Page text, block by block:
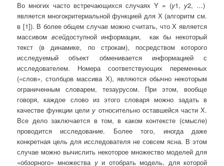
Во многих часто встречающихся случаях Y = (у1, у2, …)
является многокритериальной функцией для Х (алгоритм см.
в [1]). В более общем случае можно считать, что Х является
массивом всейдоступной информации, как бы некоторый
текст (в динамике, по строкам), посредством которого
исследуемый объект обменивается информацией с
исследователем. Номера соответствующих переменных
(«слов», столбцов массива Х), являются обычно некоторым
ограниченным словарем, тезаурусом. При этом, вообще
говоря, каждое слово из этого словаря можно задать в
качестве функции целиу относительно оставшейся части Х.
Все дело заключается в том, в каком контексте (смысле)
проводится исследование. Более того, иногда даже
конкретная цель для исследователя не совсем ясна. В этом
случае можно вычислить некоторое множество моделей для
«обзорного» множества уи отобрать модель, для которой